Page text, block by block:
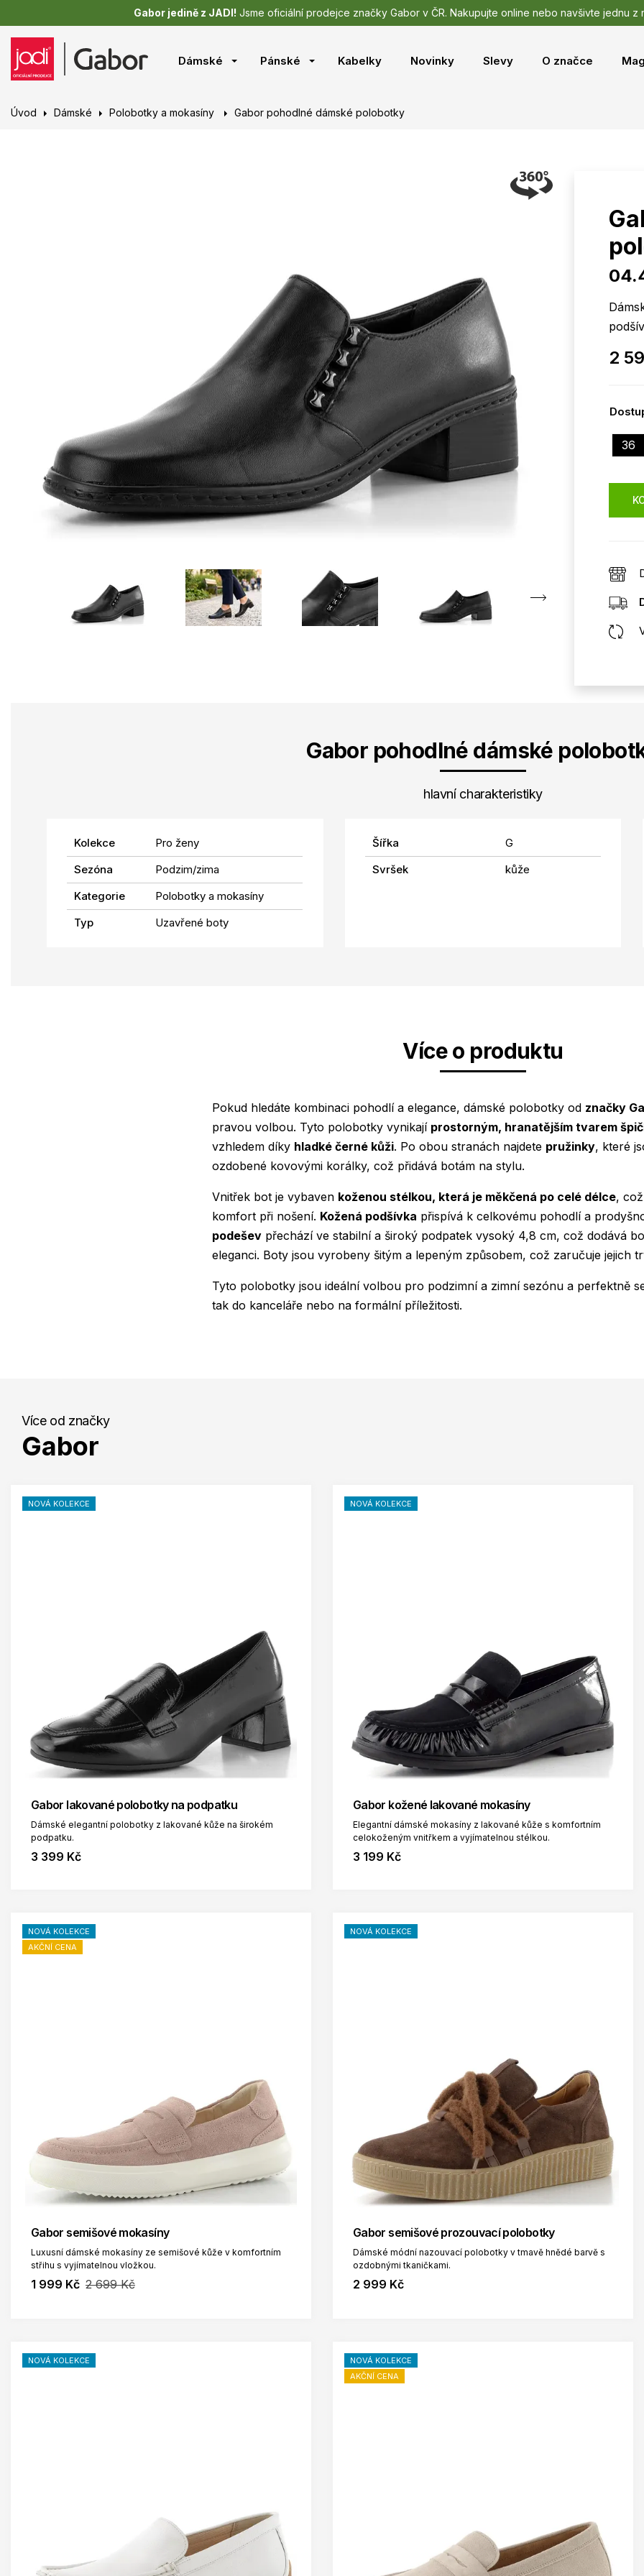
Gabor jedině z JADI! Jsme oficiální prodejce značky Gabor v ČR. Nakupujte online nebo navšivte jednu
Dámské Pánské Kabelky Novinky Slevy O značce
Úvod Dámské Polobotky a mokasíny Gabor pohodlné dámské polobotky
2
36
Gabor pohodlné dámské
hlavní charakteristiky
Kolekce
Pro ženy
Sezóna
Podzim/zima
Kategorie
Polobotky a mokasíny
Typ
Uzavřené boty
Šířka
G
Svršek
kůže
Více o produktu
Pokud hledáte kombinaci pohodlí a elegance, dámské polobotky od značky
pravou volbou. Tyto polobotky vynikají prostorným, hranatějším tvarem
vzhledem díky hladké černé kůži. Po obou stranách najdete pružinky, které
ozdobené kovovými korálky, což přidává botám na stylu.
Vnitřek bot je vybaven koženou stélkou, která je měkčená po celé délce,
komfort při nošení. Kožená podšívka přispívá k celkovému pohodlí a
podešev přechází ve stabilní a široký podpatek vysoký 4,8 cm, což dodává
eleganci. Boty jsou vyrobeny šitým a lepeným způsobem, což zaručuje jejich
Tyto polobotky jsou ideální volbou pro podzimní a zimní sezónu a perfektně
tak do kanceláře nebo na formální příležitosti.
Více od značky
Gabor
NOVÁ KOLEKCE
Gabor lakované polobotky na podpatku
Dámské elegantní polobotky z lakované kůže na širokém
podpatku.
3 399 Kč
NOVÁ KOLEKCE
Gabor kožené lakované mokasíny
Elegantní dámské mokasíny z lakované kůže s komfortním
celokoženým vnitřkem a vyjímatelnou stélkou.
3 199 Kč
NOVÁ KOLEKCE
AKČNÍ CENA
Gabor semišové mokasíny
Luxusní dámské mokasíny ze semišové kůže v komfortním
střihu s vyjímatelnou vložkou.
1 999 Kč 2 699 Kč
NOVÁ KOLEKCE
Gabor semišové prozouvací polobotky
Dámské módní nazouvací polobotky v tmavě hnědé barvě s
ozdobnými tkaničkami.
2 999 Kč
NOVÁ KOLEKCE
NOVÁ KOLEKCE
AKČNÍ CENA